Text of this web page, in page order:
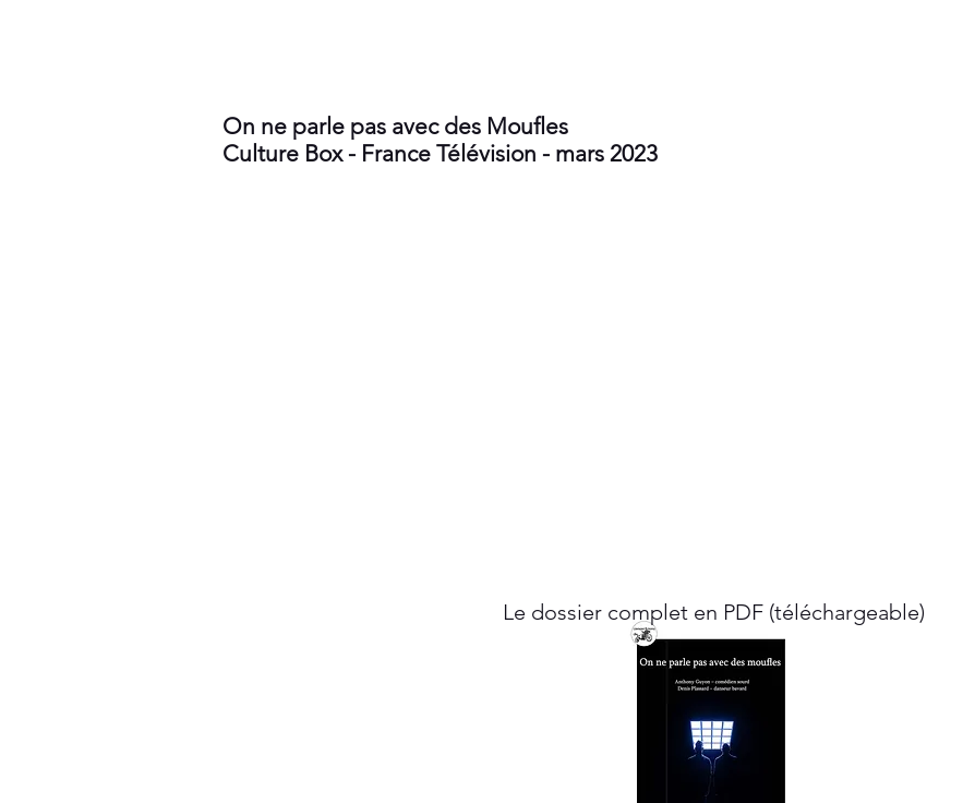
On ne parle pas avec des Moufles
Culture Box - France Télévision - mars 2023
Le dossier complet en PDF (téléchargeable)